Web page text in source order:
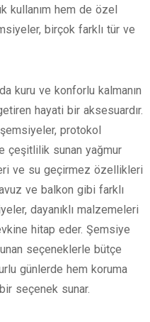
kullanım hem de özel
birçok farklı tür ve
kuru ve konforlu kalmanın
hayati bir aksesuardır.
protokol
çeşitlilik sunan yağmur
ve su geçirmez özellikleri
ve balkon gibi farklı
dayanıklı malzemeleri
hitap eder. Şemsiye
seçeneklerle bütçe
günlerde hem koruma
seçenek sunar.